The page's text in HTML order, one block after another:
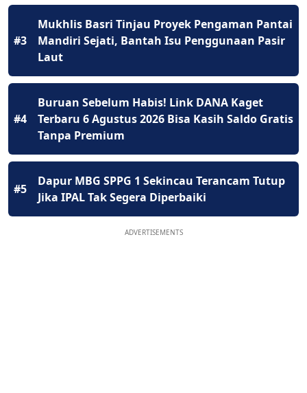
#3
Mukhlis Basri Tinjau Proyek Pengaman Pantai
Mandiri Sejati, Bantah Isu Penggunaan Pasir
Laut
#4
Buruan Sebelum Habis! Link DANA Kaget
Terbaru 6 Agustus 2026 Bisa Kasih Saldo Gratis
Tanpa Premium
#5
Dapur MBG SPPG 1 Sekincau Terancam Tutup
Jika IPAL Tak Segera Diperbaiki
ADVERTISEMENTS